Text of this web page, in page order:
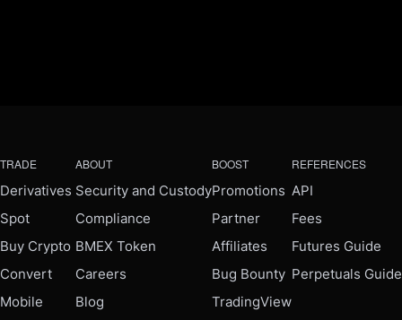
TRADE
Derivatives
Spot
Buy Crypto
Convert
Mobile
ABOUT
Security and Custody
Compliance
BMEX Token
Careers
Blog
BOOST
Promotions
Partner
Affiliates
Bug Bounty
TradingView
REFERENCES
API
Fees
Futures Guide
Perpetuals Guide